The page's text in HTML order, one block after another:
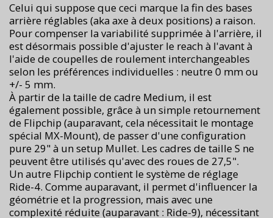
Celui qui suppose que ceci marque la fin des bases
arrière réglables (aka axe à deux positions) a raison.
Pour compenser la variabilité supprimée à l'arrière, il
est désormais possible d'ajuster le reach à l'avant à
l'aide de coupelles de roulement interchangeables
selon les préférences individuelles : neutre 0 mm ou
+/- 5 mm.
À partir de la taille de cadre Medium, il est
également possible, grâce à un simple retournement
de Flipchip (auparavant, cela nécessitait le montage
spécial MX-Mount), de passer d'une configuration
pure 29" à un setup Mullet. Les cadres de taille S ne
peuvent être utilisés qu'avec des roues de 27,5".
Un autre Flipchip contient le système de réglage
Ride-4. Comme auparavant, il permet d'influencer la
géométrie et la progression, mais avec une
complexité réduite (auparavant : Ride-9), nécessitant